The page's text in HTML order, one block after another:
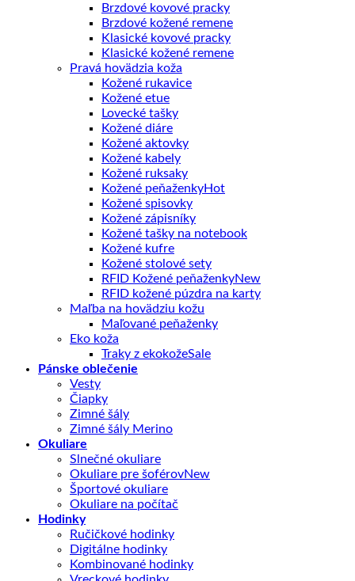
Brzdové kovové pracky
Brzdové kožené remene
Klasické kovové pracky
Klasické kožené remene
Pravá hovädzia koža
Kožené rukavice
Kožené etue
Lovecké tašky
Kožené diáre
Kožené aktovky
Kožené kabely
Kožené ruksaky
Kožené peňaženky
Kožené spisovky
Kožené zápisníky
Kožené tašky na notebook
Kožené kufre
Kožené stolové sety
RFID Kožené peňaženky
RFID kožené púzdra na karty
Maľba na hovädziu kožu
Maľované peňaženky
Eko koža
Traky z ekokože
Pánske oblečenie
Vesty
Čiapky
Zimné šály
Zimné šály Merino
Okuliare
Slnečné okuliare
Okuliare pre šoférov
Športové okuliare
Okuliare na počítač
Hodinky
Ručičkové hodinky
Digitálne hodinky
Kombinované hodinky